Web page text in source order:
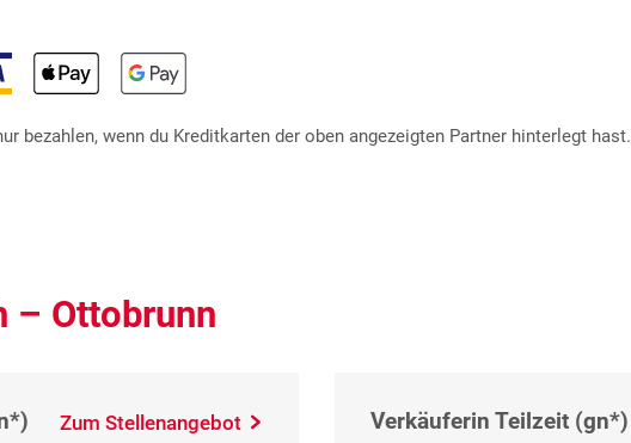
bezahlen, wenn du Kreditkarten der oben angezeigten Partner hinterlegt hast.
– Ottobrunn
Zum Stellenangebot Verkäuferin Teilzeit (gn*)